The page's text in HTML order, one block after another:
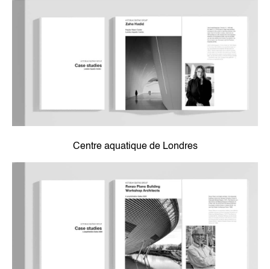
Centre aquatique de Londres